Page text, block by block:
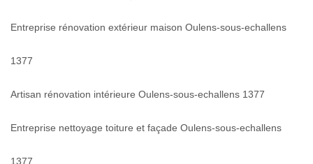
Entreprise rénovation extérieur maison Oulens-sous-echallens
1377
Artisan rénovation intérieure Oulens-sous-echallens 1377
Entreprise nettoyage toiture et façade Oulens-sous-echallens
1377